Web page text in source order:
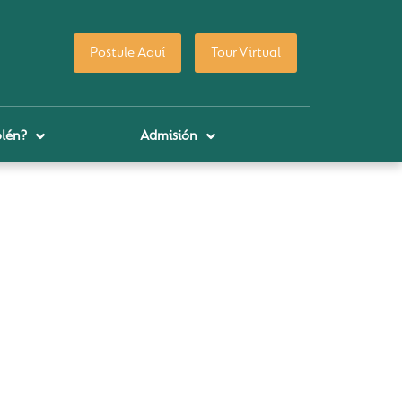
Postule Aquí Tour Virtual
Admisión